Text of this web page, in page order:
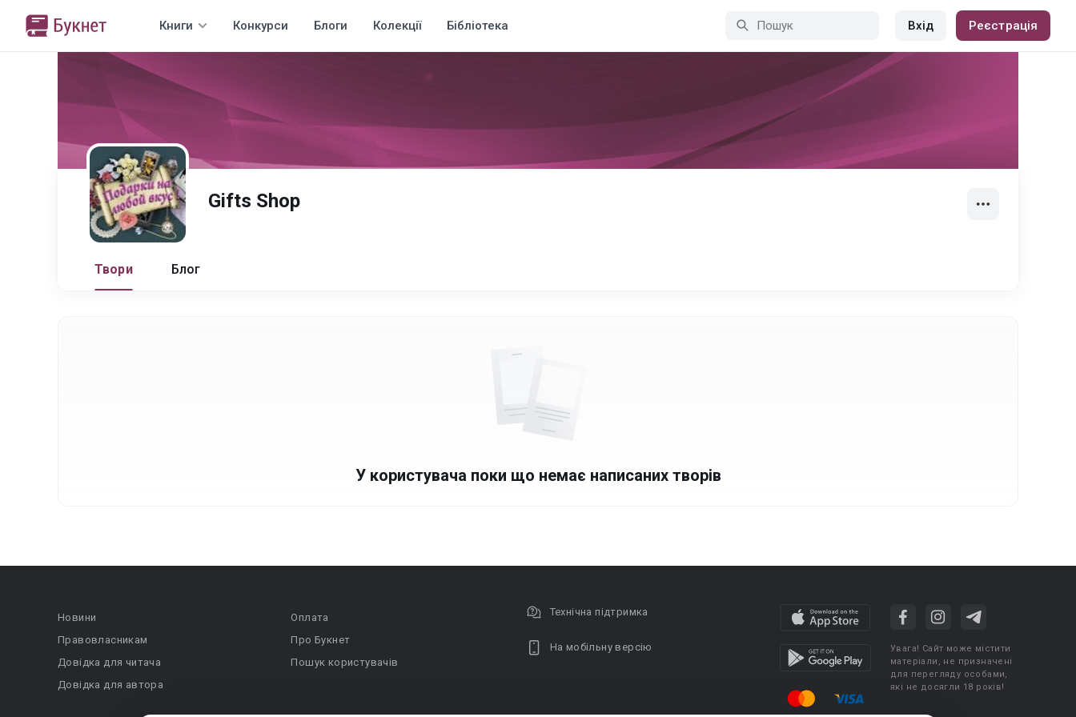
Книги Конкурси Блоги Колекції Бібліотека Вхід Реєстрація
Gifts Shop
Твори Блог
У користувача поки що немає написаних творів
Новини
Правовласникам
Довідка для читача
Довідка для автора
Оплата
Про Букнет
Пошук користувачів
Технічна підтримка
На мобільну версію
Увага! Сайт може містити
матеріали, не призначені
для перегляду особами,
які не досягли 18 років!